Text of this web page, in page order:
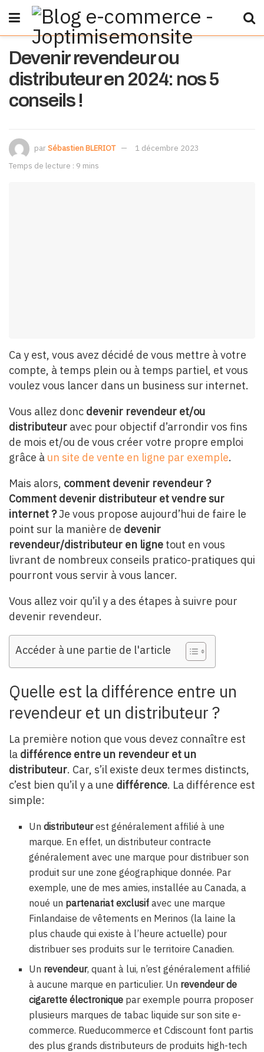
Devenir revendeur ou
distributeur en 2024: nos 5
conseils !
parSébastien BLERIOT
1 décembre 2023
Temps de lecture : 9 mins
Ca y est, vous avez décidé de vous mettre à votre
compte, à temps plein ou à temps partiel, et vous
voulez vous lancer dans un business sur internet.
Vous allez donc devenir revendeur et/ou
distributeur avec pour objectif d’arrondir vos fins
de mois et/ou de vous créer votre propre emploi
grâce à un site de vente en ligne par exemple.
Mais alors, comment devenir revendeur ?
Comment devenir distributeur et vendre sur
internet ?Je vous propose aujourd’hui de faire le
point sur la manière de devenir
revendeur/distributeur en ligne tout en vous
livrant de nombreux conseils pratico-pratiques qui
pourront vous servir à vous lancer.
Vous allez voir qu’il y a des étapes à suivre pour
devenir revendeur.
Accéder à une partie de l'article
Quelle est la différence entre un
revendeur et un distributeur ?
La première notion que vous devez connaître est
la différence entre un revendeur et un
distributeur. Car, s’il existe deux termes distincts,
c’est bien qu’il y a une différence. La différence est
simple:
Undistributeurest généralement affilié à une
marque. En effet, un distributeur contracte
généralement avec une marque pour distribuer son
produit sur une zone géographique donnée. Par
exemple, une de mes amies, installée au Canada, a
noué un partenariat exclusif avec une marque
Finlandaise de vêtements en Merinos (la laine la
plus chaude qui existe à l’heure actuelle) pour
distribuer ses produits sur le territoire Canadien.
Un revendeur, quant à lui, n’est généralement affilié
à aucune marque en particulier. Un revendeur de
cigarette électronique par exemple pourra proposer
plusieurs marques de tabac liquide sur son site e-
commerce. Rueducommerce et Cdiscount font partis
des plus grands distributeurs de produits high-tech